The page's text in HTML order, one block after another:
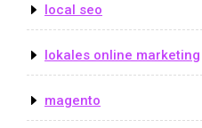
local seo
lokales online marketing
magento